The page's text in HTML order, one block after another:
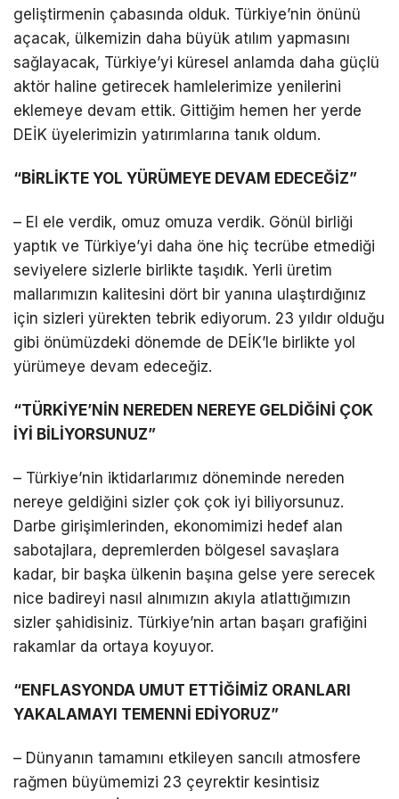
geliştirmenin çabasında olduk. Türkiye’nin önünü
açacak, ülkemizin daha büyük atılım yapmasını
sağlayacak, Türkiye’yi küresel anlamda daha güçlü
aktör haline getirecek hamlelerimize yenilerini
eklemeye devam ettik. Gittiğim hemen her yerde
DEİK üyelerimizin yatırımlarına tanık oldum.
“BİRLİKTE YOL YÜRÜMEYE DEVAM EDECEĞİZ”
– El ele verdik, omuz omuza verdik. Gönül birliği
yaptık ve Türkiye’yi daha öne hiç tecrübe etmediği
seviyelere sizlerle birlikte taşıdık. Yerli üretim
mallarımızın kalitesini dört bir yanına ulaştırdığınız
için sizleri yürekten tebrik ediyorum. 23 yıldır olduğu
gibi önümüzdeki dönemde de DEİK’le birlikte yol
yürümeye devam edeceğiz.
“TÜRKİYE’NİN NEREDEN NEREYE GELDİĞİNİ ÇOK
İYİ BİLİYORSUNUZ”
– Türkiye’nin iktidarlarımız döneminde nereden
nereye geldiğini sizler çok çok iyi biliyorsunuz.
Darbe girişimlerinden, ekonomimizi hedef alan
sabotajlara, depremlerden bölgesel savaşlara
kadar, bir başka ülkenin başına gelse yere serecek
nice badireyi nasıl alnımızın akıyla atlattığımızın
sizler şahidisiniz. Türkiye’nin artan başarı grafiğini
rakamlar da ortaya koyuyor.
“ENFLASYONDA UMUT ETTİĞİMİZ ORANLARI
YAKALAMAYI TEMENNİ EDİYORUZ”
– Dünyanın tamamını etkileyen sancılı atmosfere
rağmen büyümemizi 23 çeyrektir kesintisiz